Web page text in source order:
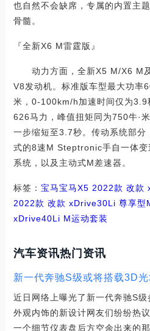
也自然不会缺席，专属的内置主
骨髓。
『全新X6 M雷霆版』
动力方面，全新X5 M/X6 M
V8发动机。标准版车型最大功率
米，0-100km/h加速时间仅为3.9
626马力，峰值扭矩同为750牛·
一步缩短至3.7秒。传动系统部分
式的8速M Steptronic手自一体
系统，以及主动式M差速器。
标签： 宝马宝马X5 2022款 改款
2022款 改款 xDrive30Li 尊享型
xDrive40Li M运动套装
汽车资讯热门资讯
新一代奔驰S级或将搭载3D
近日网络上曝光了新一代奔驰S
外观内饰的新设计网友们纷纷热
一个细节仪表盘后方空余出来的